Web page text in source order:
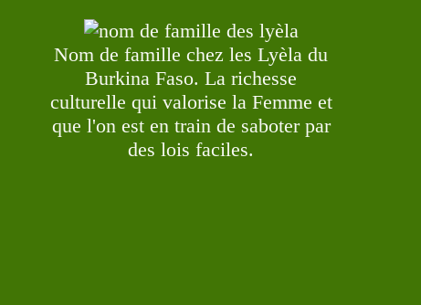
Nom de famille chez les Lyèla du
Burkina Faso. La richesse
culturelle qui valorise la Femme et
que l'on est en train de saboter par
des lois faciles.